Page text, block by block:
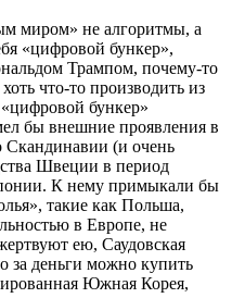
миром» не алгоритмы, а
«цифровой бункер»,
Трампом, почему-то
что-то производить из
бункер»
бы внешние проявления в
Скандинавии (и очень
Швеции в период
К нему примыкали бы
такие как Польша,
в Европе, не
ею, Саудовская
за деньги можно купить
Южная Корея,